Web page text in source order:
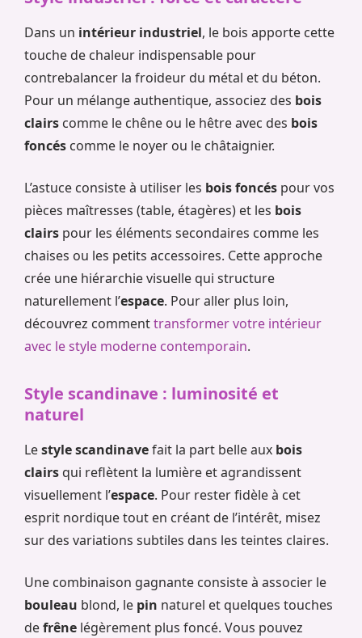
Dans un intérieur industriel, le bois apporte cette
touche de chaleur indispensable pour
contrebalancer la froideur du métal et du béton.
Pour un mélange authentique, associez des bois
clairs comme le chêne ou le hêtre avec des bois
foncés comme le noyer ou le châtaignier.
L’astuce consiste à utiliser les bois foncés pour vos
pièces maîtresses (table, étagères) et les bois
clairs pour les éléments secondaires comme les
chaises ou les petits accessoires. Cette approche
crée une hiérarchie visuelle qui structure
naturellement l’espace. Pour aller plus loin,
découvrez commenttransformer votre intérieur
avec le style moderne contemporain.
Style scandinave : luminosité et
naturel
Lestyle scandinavefait la part belle aux bois
clairs qui reflètent la lumière et agrandissent
visuellement l’espace. Pour rester fidèle à cet
esprit nordique tout en créant de l’intérêt, misez
sur des variations subtiles dans les teintes claires.
Une combinaison gagnante consiste à associer le
bouleau blond, le pin naturel et quelques touches
defrêne légèrement plus foncé. Vous pouvez